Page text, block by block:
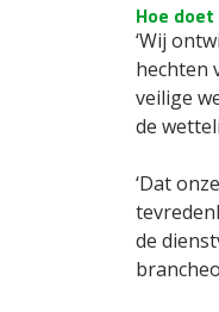
Hoe
‘Wij
hechten
veilige
de
‘Dat
de